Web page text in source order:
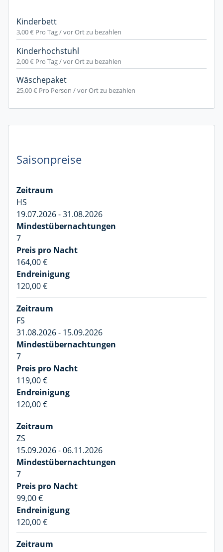
Kinderbett
3,00 € Pro Tag / vor Ort zu bezahlen
Kinderhochstuhl
2,00 € Pro Tag / vor Ort zu bezahlen
Wäschepaket
25,00 € Pro Person / vor Ort zu bezahlen
Saisonpreise
HS
19.07.2026 - 31.08.2026
7
164,00 €
120,00 €
FS
31.08.2026 - 15.09.2026
7
119,00 €
120,00 €
ZS
15.09.2026 - 06.11.2026
7
99,00 €
120,00 €